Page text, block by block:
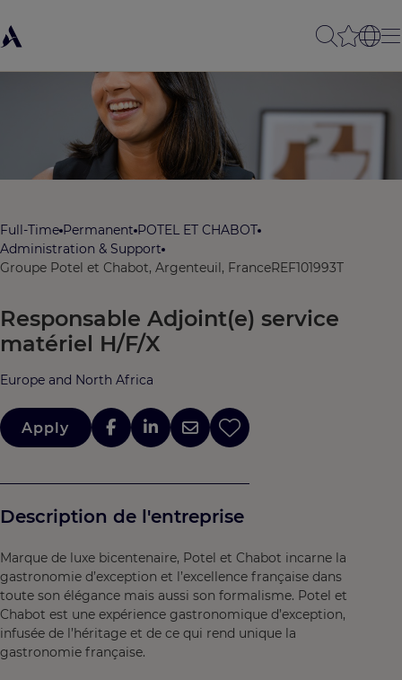
Full-Time Permanent POTEL ET CHABOT
Administration & Support
Groupe Potel et Chabot, Argenteuil, FranceREF101993T
Responsable Adjoint(e) service
matériel H/F/X
Europe and North Africa
Apply
Description de l'entreprise
Marque de luxe bicentenaire, Potel et Chabot incarne la
gastronomie d’exception et l’excellence française dans
toute son élégance mais aussi son formalisme. Potel et
Chabot est une expérience gastronomique d’exception,
infusée de l’héritage et de ce qui rend unique la
gastronomie française.